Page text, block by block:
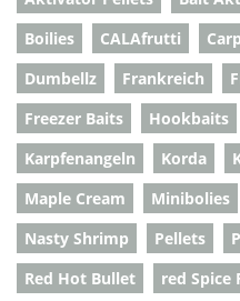
Boilies
CALAfrutti
Dumbellz
Frankreich
Freezer Baits
Hookbaits
Karpfenangeln
Korda
Maple Cream
Minibolies
Nasty Shrimp
Pellets
Red Hot Bullet
red Spice